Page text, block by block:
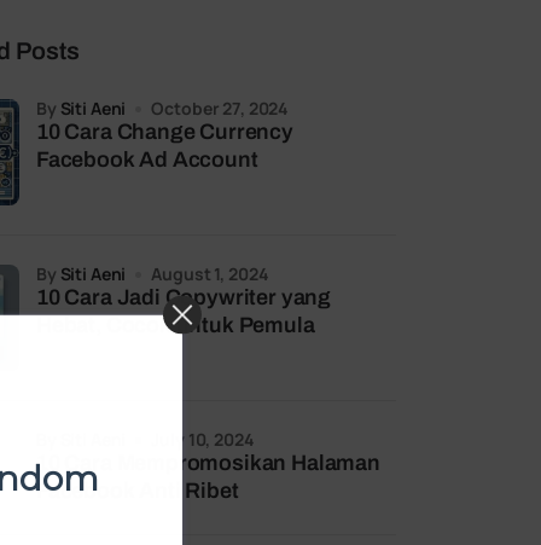
Posts
10 Cara Change Currency
Facebook Ad Account
by Siti Aeni October 27, 2024
10 Cara Jadi Copywriter yang
Hebat, Cocok untuk Pemula
by Siti Aeni August 1, 2024
10 Cara Mempromosikan Halaman
Facebook Anti Ribet
July 10, 2024